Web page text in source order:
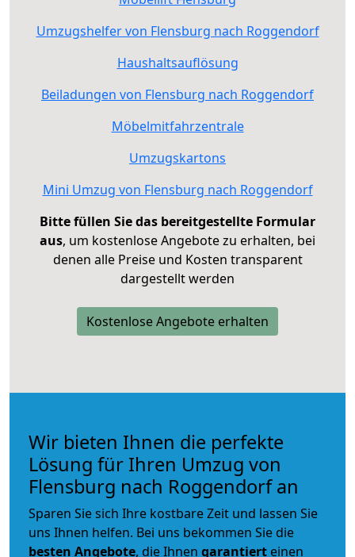
Umzugshelfer von Flensburg nach Roggendorf
Haushaltsauflösung
Beiladungen von Flensburg nach Roggendorf
Möbelmitfahrzentrale
Umzugskartons
Mini Umzug von Flensburg nach Roggendorf
Bitte füllen Sie das bereitgestellte Formular
aus, um kostenlose Angebote zu erhalten, bei
denen alle Preise und Kosten transparent
dargestellt werden
Kostenlose Angebote erhalten
Wir bieten Ihnen die perfekte
Lösung für Ihren Umzug von
Flensburg nach Roggendorf an
Sparen Sie sich Ihre kostbare Zeit und lassen Sie
uns Ihnen helfen. Bei uns bekommen Sie die
besten Angebote, die Ihnen garantiert einen